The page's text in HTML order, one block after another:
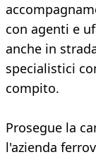
con agenti e
anche in
specialistici
compito.
Prosegue la
l'azienda